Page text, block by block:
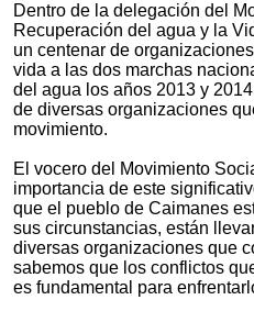
Dentro de la delegación del
Recuperación del agua y la
un centenar de
vida a las dos marchas
del agua los años 2013 y
de diversas organizaciones
movimiento.
El vocero del Movimiento
importancia de este
que el pueblo de Caimanes
sus circunstancias, están
diversas organizaciones que
sabemos que los conflictos
es fundamental para